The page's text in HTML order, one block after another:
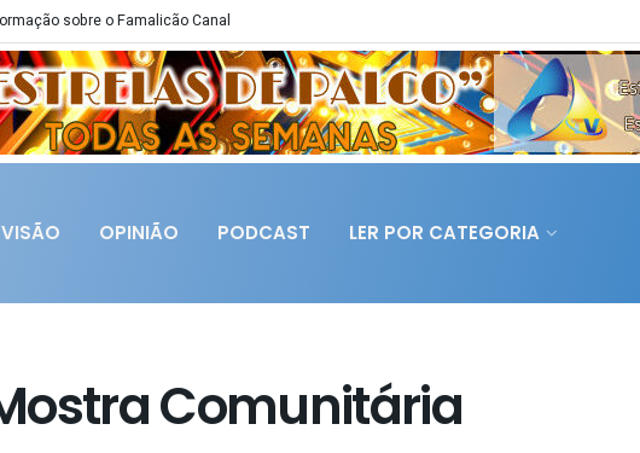
sobre o Famalicão Canal
OPINIÃO PODCAST LER POR CATEGORIA
Mostra Comunitária